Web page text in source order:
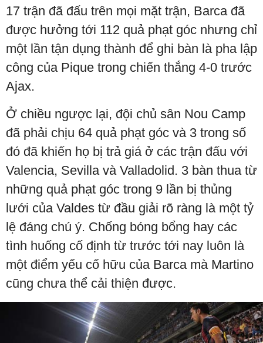
17 trận đã đấu trên mọi mặt trận, Barca đã
được hưởng tới 112 quả phạt góc nhưng chỉ
một lần tận dụng thành để ghi bàn là pha lập
công của Pique trong chiến thắng 4-0 trước
Ajax.
Ở chiều ngược lại, đội chủ sân Nou Camp
đã phải chịu 64 quả phạt góc và 3 trong số
đó đã khiến họ bị trả giá ở các trận đấu với
Valencia, Sevilla và Valladolid. 3 bàn thua từ
những quả phạt góc trong 9 lần bị thủng
lưới của Valdes từ đầu giải rõ ràng là một tỷ
lệ đáng chú ý. Chống bóng bổng hay các
tình huống cố định từ trước tới nay luôn là
một điểm yếu cố hữu của Barca mà Martino
cũng chưa thể cải thiện được.